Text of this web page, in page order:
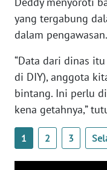
yang tergabung
dalam pengawasan.
“Data dari dinas
di DIY), anggota
bintang. Ini perlu
kena getahnya,”
1 2 3
WN
SERAMBI
WN
JAMBI
WN